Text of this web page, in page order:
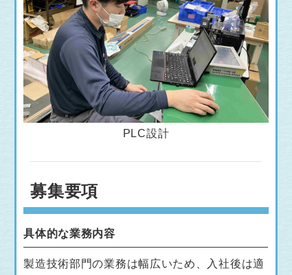
PLC設計
募集要項
具体的な業務内容
製造技術部門の業務は幅広いため、入社後は適